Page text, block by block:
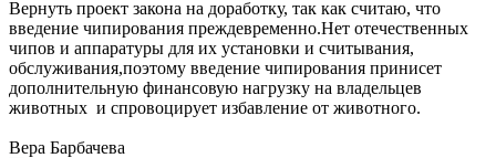
Вернуть проект закона на доработку, так как считаю, что
введение чипирования преждевременно.Нет отечественных
чипов и аппаратуры для их установки и считывания,
обслуживания,поэтому введение чипирования принисет
дополнительную финансовую нагрузку на владельцев
животных и спровоцирует избавление от животного.
Вера Барбачева